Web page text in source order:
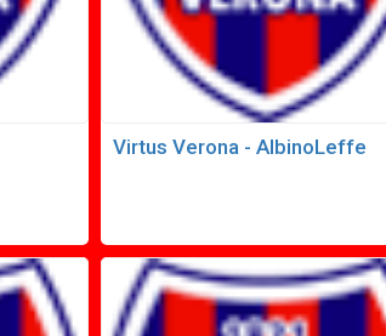
Virtus Verona - AlbinoLeffe